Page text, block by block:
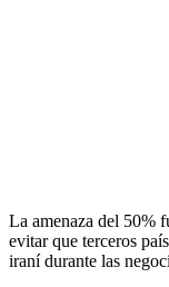
La amenaza del 50%
evitar que terceros
iraní durante las